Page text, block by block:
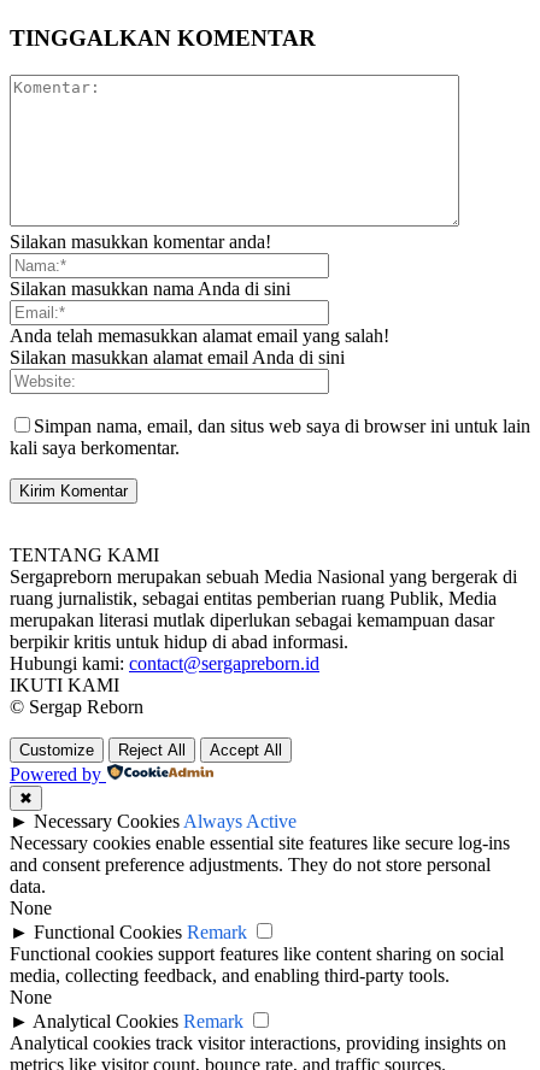
TINGGALKAN KOMENTAR
Silakan masukkan komentar anda!
Silakan masukkan nama Anda di sini
Anda telah memasukkan alamat email yang salah!
Silakan masukkan alamat email Anda di sini
Simpan nama, email, dan situs web saya di browser ini untuk lain
kali saya berkomentar.
TENTANG KAMI
Sergapreborn merupakan sebuah Media Nasional yang bergerak di
ruang jurnalistik, sebagai entitas pemberian ruang Publik, Media
merupakan literasi mutlak diperlukan sebagai kemampuan dasar
berpikir kritis untuk hidup di abad informasi.
Hubungi kami: contact@sergapreborn.id
IKUTI KAMI
© Sergap Reborn
Customize Reject All Accept All
Powered by
✖
► Necessary Cookies Always Active
Necessary cookies enable essential site features like secure log-ins
and consent preference adjustments. They do not store personal
data.
None
► Functional Cookies Remark
Functional cookies support features like content sharing on social
media, collecting feedback, and enabling third-party tools.
None
► Analytical Cookies Remark
Analytical cookies track visitor interactions, providing insights on
metrics like visitor count, bounce rate, and traffic sources.